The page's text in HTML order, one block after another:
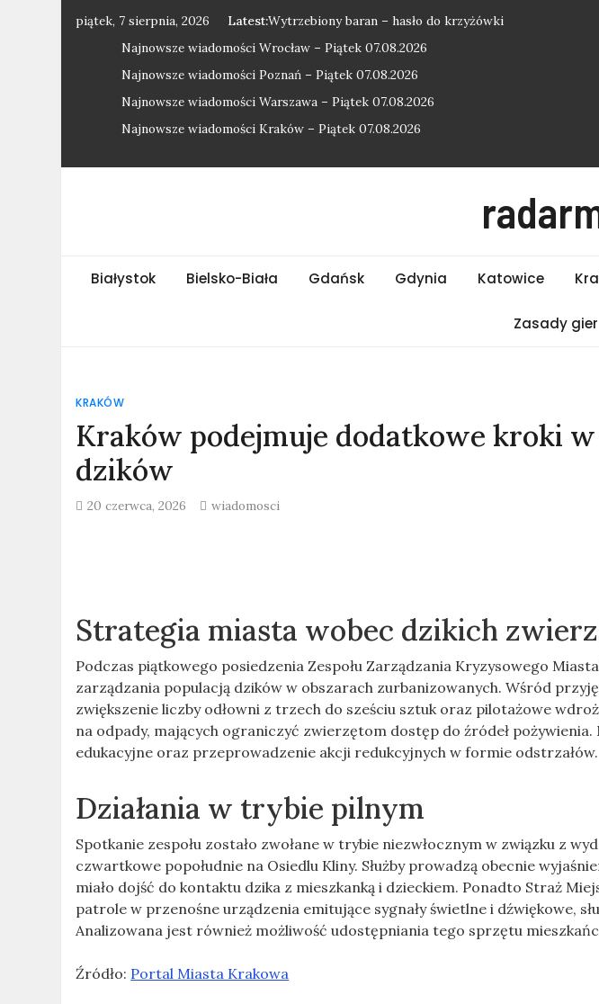
piątek, 7 sierpnia, 2026 Latest:Wytrzebiony baran – hasło do krzyżówki
Najnowsze wiadomości Wrocław – Piątek 07.08.2026
Najnowsze wiadomości Poznań – Piątek 07.08.2026
Najnowsze wiadomości Warszawa – Piątek 07.08.2026
Najnowsze wiadomości Kraków – Piątek 07.08.2026
Białystok Bielsko-Biała Gdańsk Gdynia Katowice
Zasady gier
KRAKÓW
Kraków podejmuje dodatkowe kroki
dzików
20 czerwca, 2026 wiadomosci
Strategia miasta wobec dzikich
Podczas piątkowego posiedzenia Zespołu Zarządzania Kryzysowego
zarządzania populacją dzików w obszarach zurbanizowanych. Wśród
zwiększenie liczby odłowni z trzech do sześciu sztuk oraz pilotażowe
na odpady, mających ograniczyć zwierzętom dostęp do źródeł
edukacyjne oraz przeprowadzenie akcji redukcyjnych w formie odstrzałów.
Działania w trybie pilnym
Spotkanie zespołu zostało zwołane w trybie niezwłocznym w związku z
czwartkowe popołudnie na Osiedlu Kliny. Służby prowadzą obecnie
miało dojść do kontaktu dzika z mieszkanką i dzieckiem. Ponadto Straż
patrole w przenośne urządzenia emitujące sygnały świetlne i dźwiękowe,
Analizowana jest również możliwość udostępniania tego sprzętu
Źródło: Portal Miasta Krakowa